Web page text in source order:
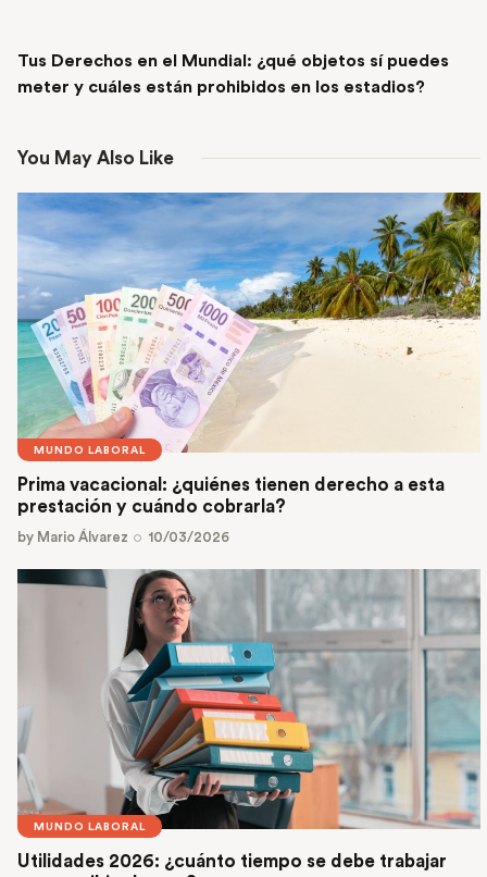
Tus Derechos en el Mundial: ¿qué objetos sí puedes
meter y cuáles están prohibidos en los estadios?
You May Also Like
MUNDO LABORAL
Prima vacacional: ¿quiénes tienen derecho a esta
prestación y cuándo cobrarla?
by Mario Álvarez 10/03/2026
MUNDO LABORAL
Utilidades 2026: ¿cuánto tiempo se debe trabajar